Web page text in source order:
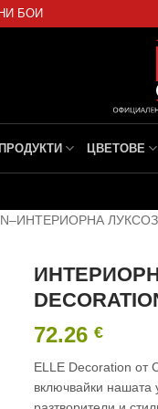
БОИ
ЦВЕТОВЕ
72.26€
ELLE Decoration от
включвайки